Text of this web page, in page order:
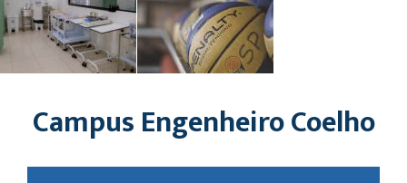
Campus Engenheiro Coelho